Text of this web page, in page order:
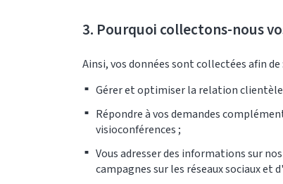
3. Pourquoi collectons-nous
Ainsi, vos données sont collectées afin de :
Gérer et optimiser la relation
Répondre à vos demandes
visioconférences ;
Vous adresser des informations sur
campagnes sur les réseaux sociaux et